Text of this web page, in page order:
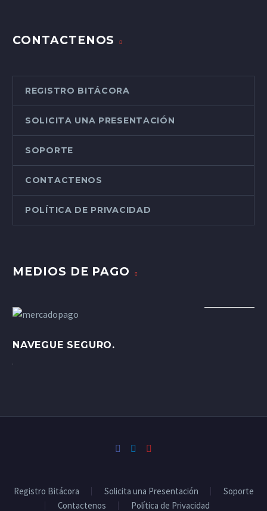
CONTACTENOS
REGISTRO BITÁCORA
SOLICITA UNA PRESENTACIÓN
SOPORTE
CONTACTENOS
POLÍTICA DE PRIVACIDAD
MEDIOS DE PAGO
NAVEGUE SEGURO.
Registro Bitácora Solicita una Presentación
Soporte
Contactenos
Política de Privacidad